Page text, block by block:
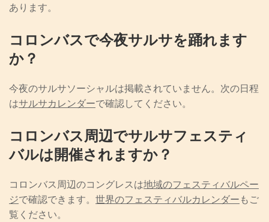
あります。
コロンバスで今夜サルサを踊れます
か？
今夜のサルサソーシャルは掲載されていません。次の日程
はサルサカレンダーで確認してください。
コロンバス周辺でサルサフェスティ
バルは開催されますか？
コロンバス周辺のコングレスは地域のフェスティバルペー
ジで確認できます。 世界のフェスティバルカレンダーもご
覧ください。